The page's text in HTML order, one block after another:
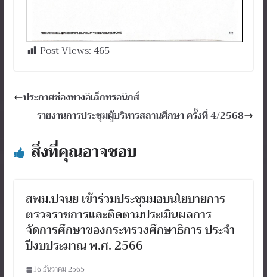
Post Views:465
ประกาศช่องทางอิเล็กทรอนิกส์
รายงานการประชุมผู้บริหารสถานศึกษา ครั้งที่ 4/2568
สิ่งที่คุณอาจชอบ
สพม.ปจนย เข้าร่วมประชุมมอบนโยบายการ
ตรวจราชการและติดตามประเมินผลการ
จัดการศึกษาของกระทรวงศึกษาธิการ ประจำ
ปีงบประมาณ พ.ศ. 2566
16 ธันวาคม 2565